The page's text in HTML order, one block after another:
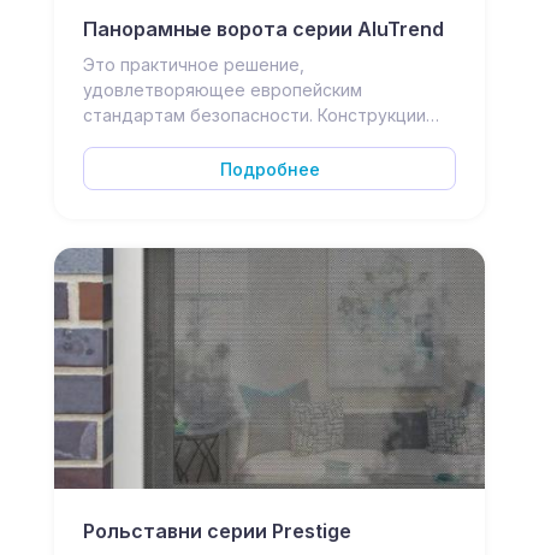
Панорамные ворота серии AluTrend
Это практичное решение,
удовлетворяющее европейским
стандартам безопасности. Конструкции…
Подробнее
Рольставни серии Prestige